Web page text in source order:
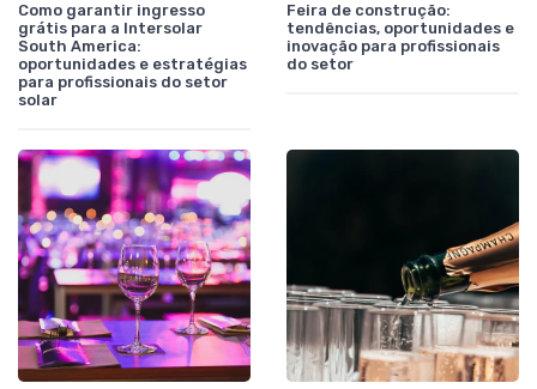
Como garantir ingresso
grátis para a Intersolar
South America:
oportunidades e estratégias
para profissionais do setor
solar
Feira de construção:
tendências, oportunidades e
inovação para profissionais
do setor